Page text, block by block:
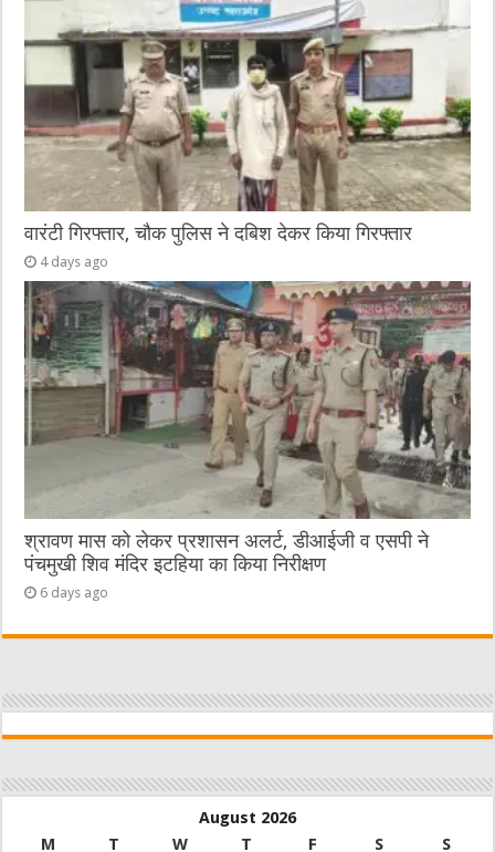
वारंटी गिरफ्तार, चौक पुलिस ने दबिश देकर किया गिरफ्तार
4 days ago
श्रावण मास को लेकर प्रशासन अलर्ट, डीआईजी व एसपी ने
पंचमुखी शिव मंदिर इटहिया का किया निरीक्षण
6 days ago
August 2026
M
T W T F S
S